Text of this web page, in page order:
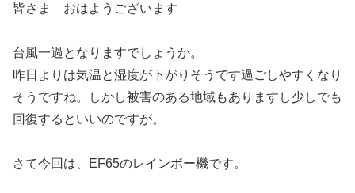
皆さま おはようございます
台風一過となりますでしょうか。
昨日よりは気温と湿度が下がりそうです過ごしやすくなり
そうですね。しかし被害のある地域もありますし少しでも
回復するといいのですが。
さて今回は、EF65のレインボー機です。